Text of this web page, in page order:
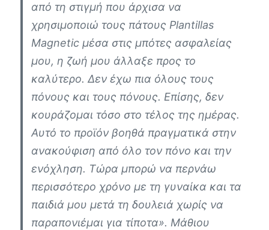
από τη στιγμή που άρχισα να
χρησιμοποιώ τους πάτους Plantillas
Magnetic μέσα στις μπότες ασφαλείας
μου, η ζωή μου άλλαξε προς το
καλύτερο. Δεν έχω πια όλους τους
πόνους και τους πόνους. Επίσης, δεν
κουράζομαι τόσο στο τέλος της ημέρας.
Αυτό το προϊόν βοηθά πραγματικά στην
ανακούφιση από όλο τον πόνο και την
ενόχληση. Τώρα μπορώ να περνάω
περισσότερο χρόνο με τη γυναίκα και τα
παιδιά μου μετά τη δουλειά χωρίς να
παραπονιέμαι για τίποτα». Μάθιου